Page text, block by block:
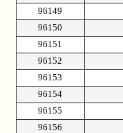
96149
96150
96151
96152
96153
96154
96155
96156